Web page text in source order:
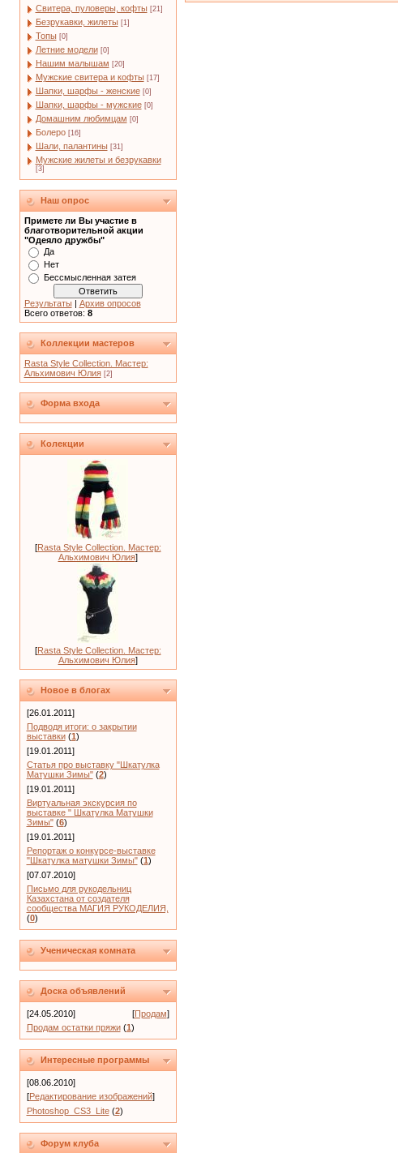
Свитера, пуловеры, кофты [21]
Безрукавки, жилеты [1]
Топы [0]
Летние модели [0]
Нашим малышам [20]
Мужские свитера и кофты [17]
Шапки, шарфы - женские [0]
Шапки, шарфы - мужские [0]
Домашним любимцам [0]
Болеро [16]
Шали, палантины [31]
Мужские жилеты и безрукавки
[3]
Наш опрос
Примете ли Вы участие в
благотворительной акции
"Одеяло дружбы"
Да
Нет
Бессмысленная затея
Результаты| Архив опросов
Всего ответов: 8
Коллекции мастеров
Rasta Style Collection. Мастер:
Альхимович Юлия [2]
Форма входа
Колекции
[Rasta Style Collection. Мастер:
Альхимович Юлия]
[Rasta Style Collection. Мастер:
Альхимович Юлия]
Новое в блогах
[26.01.2011]
Подводя итоги: о закрытии
выставки (1)
[19.01.2011]
Статья про выставку "Шкатулка
Матушки Зимы" (2)
[19.01.2011]
Виртуальная экскурсия по
выставке " Шкатулка Матушки
Зимы" (6)
[19.01.2011]
Репортаж о конкурсе-выставке
"Шкатулка матушки Зимы" (1)
[07.07.2010]
Письмо для рукодельниц
Казахстана от создателя
сообщества МАГИЯ РУКОДЕЛИЯ,
(0)
Ученическая комната
Доска объявлений
[24.05.2010] [Продам]
Продам остатки пряжи (1)
Интересные программы
[08.06.2010]
[Редактирование изображений]
Photoshop_CS3_Lite (2)
Форум клуба